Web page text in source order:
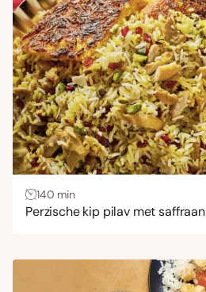
140 min
Perzische kip pilav met saffraan